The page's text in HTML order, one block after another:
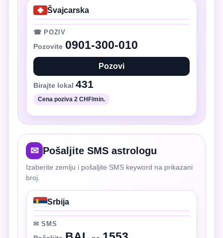
Švajcarska
☎ POZIV
Pozovite 0901-300-010
Pozovi
Birajte lokal 431
Cena poziva 2 CHF/min.
✉ Pošaljite SMS astrologu
Izaberite zemlju i pošaljite SMS keyword na prikazani
broj.
Srbija
✉ SMS